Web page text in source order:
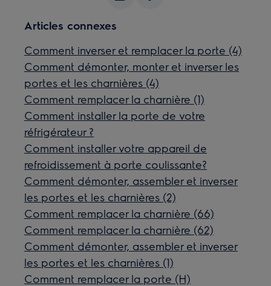
Articles connexes
Comment inverser et remplacer la porte (4)
Comment démonter, monter et inverser les
portes et les charnières (4)
Comment remplacer la charnière (1)
Comment installer la porte de votre
réfrigérateur ?
Comment installer votre appareil de
refroidissement à porte coulissante?
Comment démonter, assembler et inverser
les portes et les charnières (2)
Comment remplacer la charnière (66)
Comment remplacer la charnière (62)
Comment démonter, assembler et inverser
les portes et les charnières (1)
Comment remplacer la porte (H)